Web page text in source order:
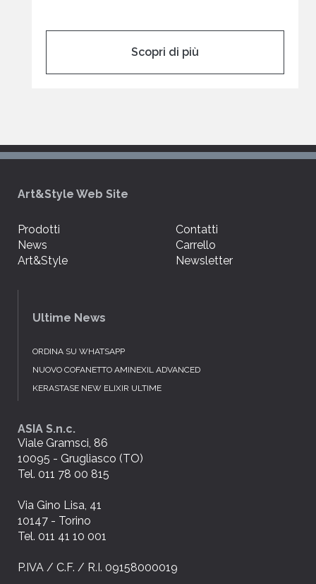
Scopri di più
Art&Style Web Site
Prodotti
News
Art&Style
Contatti
Carrello
Newsletter
Ultime News
ORDINA SU WHATSAPP
NUOVO COFANETTO AMINEXIL ADVANCED
KERASTASE NEW ELIXIR ULTIME
ASIA S.n.c.
Viale Gramsci, 86
10095 - Grugliasco (TO)
Tel. 011 78 00 815
Via Gino Lisa, 41
10147 - Torino
Tel. 011 41 10 001
P.IVA / C.F. / R.I. 09158000019